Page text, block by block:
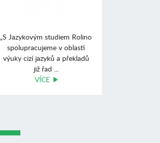
„S Jazykovým studiem Rolino
spolupracujeme v oblasti
výuky cizí jazyků a překladů
již řad ...
VÍCE